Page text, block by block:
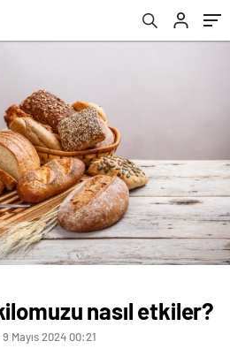
nasıl etkiler?
9 Mayıs 2024 00:21